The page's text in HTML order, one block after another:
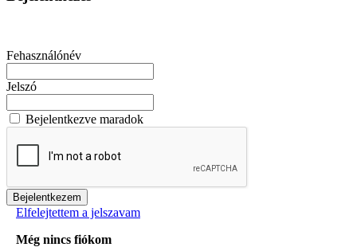
Fehasználónév
Jelszó
Bejelentkezve maradok
Elfelejtettem a jelszavam
Még nincs fiókom